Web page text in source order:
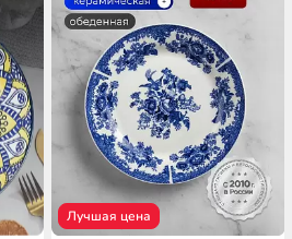
Лучшая цена